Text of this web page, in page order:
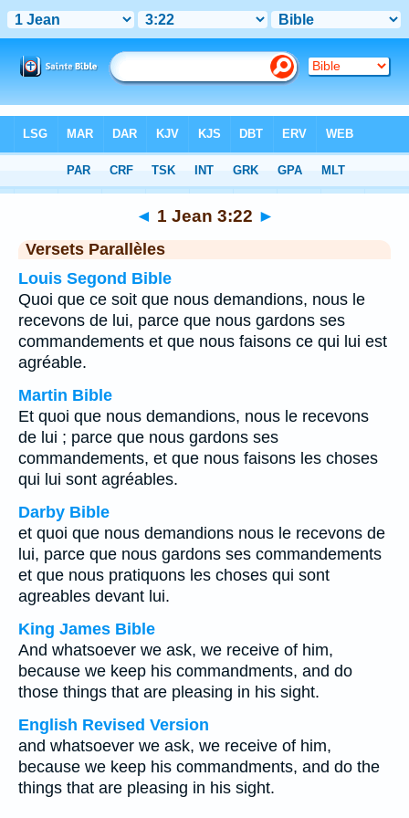
Chapitre 3> Verset 22
◄ 1 Jean 3:22 ►
Versets Parallèles
Louis Segond Bible
Quoi que ce soit que nous demandions, nous le
recevons de lui, parce que nous gardons ses
commandements et que nous faisons ce qui lui est
agréable.
Martin Bible
Et quoi que nous demandions, nous le recevons
de lui ; parce que nous gardons ses
commandements, et que nous faisons les choses
qui lui sont agréables.
Darby Bible
et quoi que nous demandions nous le recevons de
lui, parce que nous gardons ses commandements
et que nous pratiquons les choses qui sont
agreables devant lui.
King James Bible
And whatsoever we ask, we receive of him,
because we keep his commandments, and do
those things that are pleasing in his sight.
English Revised Version
and whatsoever we ask, we receive of him,
because we keep his commandments, and do the
things that are pleasing in his sight.